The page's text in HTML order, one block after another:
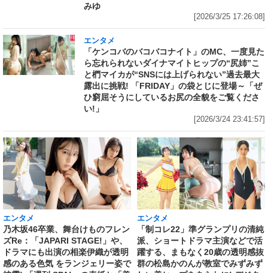
みゆ
[2026/3/25 17:26:08]
エンタメ
「ケンコバのバコバコナイト」のMC、一度見た
ら忘れられないダイナマイトヒップの“尻姉”こ
と椚マイカが“SNSには上げられない”過去最大
露出に挑戦! 「FRIDAY」の袋とじに登場～「ぜ
ひ窮屈そうにしているお尻の全貌をご覧くださ
い!」
[2026/3/24 23:41:57]
エンタメ
乃木坂46卒業、舞台けものフレン
ズRe：「JAPARI STAGE!」や、
ドラマにも出演の相楽伊織が透明
感のある色気 をランジェリー姿で
エンタメ
「制コレ22」準グランプリの清純
派、ショートドラマ主演などで活
躍する、まもなく20歳の透明感抜
群の松島かのんが教室でみずみず